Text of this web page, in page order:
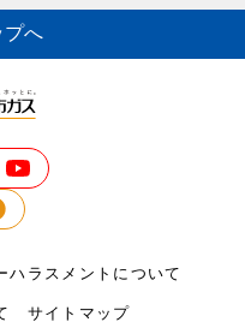
プへ
ハラスメントについて
サイトマップ